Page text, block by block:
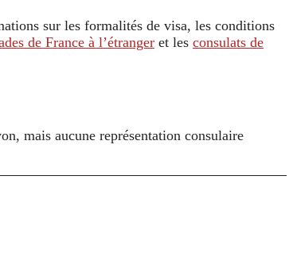
sur les formalités de visa, les conditions
de France à l’étranger et les consulats de
mais aucune représentation consulaire